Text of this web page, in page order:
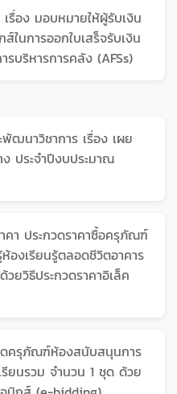
รื่อง มอบหมายให้ผู้รับเงิน
ในการออกใบเสร็จรับเงิน
รบริหารการคลัง (AFSs)
ฒนาวิชาการ เรื่อง เผย
ประจำปีงบประมาณ
คา ประกวดราคาซื้อครุภัณฑ์
องเรียนรู้ตลอดชีวิตอาคาร
ยวิธีประกวดราคาอิเล็ค
ดครุภัณฑ์ห้องสนับสนุนการ
รียนรวม จำนวน 1 ชุด ด้วย